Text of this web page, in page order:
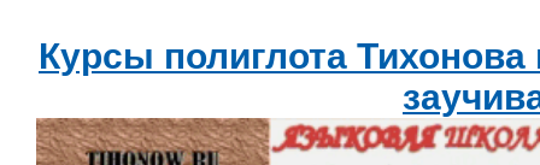
Курсы полиглота